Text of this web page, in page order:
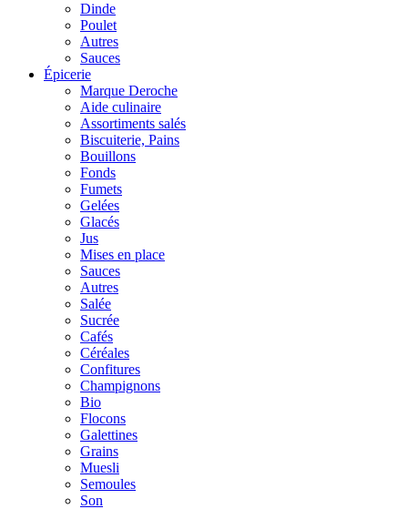
Dinde
Poulet
Autres
Sauces
Épicerie
Marque Deroche
Aide culinaire
Assortiments salés
Biscuiterie, Pains
Bouillons
Fonds
Fumets
Gelées
Glacés
Jus
Mises en place
Sauces
Autres
Salée
Sucrée
Cafés
Céréales
Confitures
Champignons
Bio
Flocons
Galettines
Grains
Muesli
Semoules
Son